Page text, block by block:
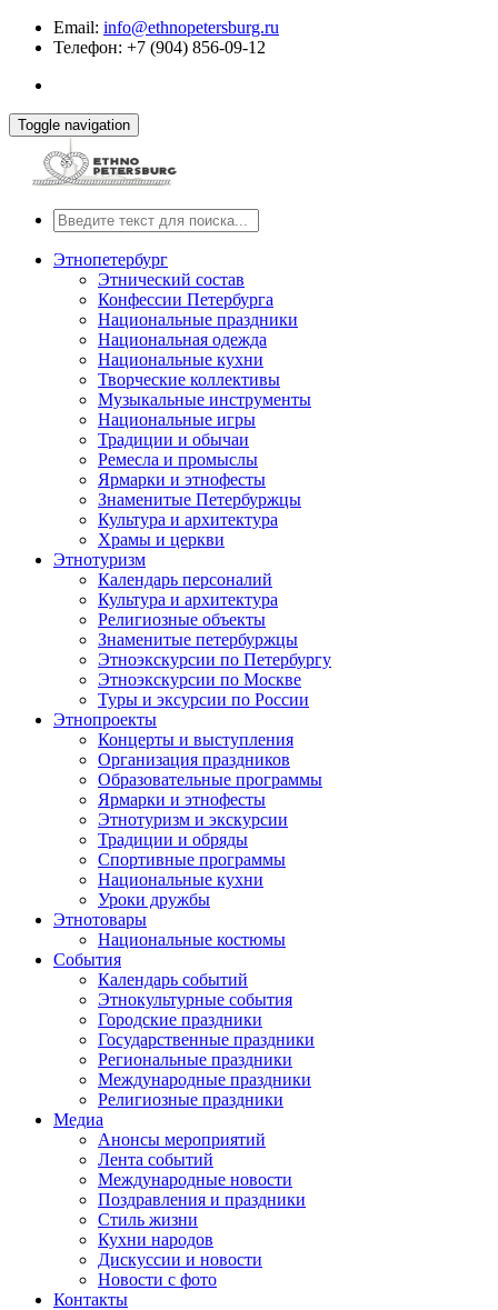
Email: info@ethnopetersburg.ru
Телефон: +7 (904) 856-09-12
Toggle navigation
Этнопетербург
Этнический состав
Конфессии Петербурга
Национальные праздники
Национальная одежда
Национальные кухни
Творческие коллективы
Музыкальные инструменты
Национальные игры
Традиции и обычаи
Ремесла и промыслы
Ярмарки и этнофесты
Знаменитые Петербуржцы
Культура и архитектура
Храмы и церкви
Этнотуризм
Календарь персоналий
Культура и архитектура
Религиозные объекты
Знаменитые петербуржцы
Этноэкскурсии по Петербургу
Этноэкскурсии по Москве
Туры и эксурсии по России
Этнопроекты
Концерты и выступления
Организация праздников
Образовательные программы
Ярмарки и этнофесты
Этнотуризм и экскурсии
Традиции и обряды
Спортивные программы
Национальные кухни
Уроки дружбы
Этнотовары
Национальные костюмы
События
Календарь событий
Этнокультурные события
Городские праздники
Государственные праздники
Региональные праздники
Международные праздники
Религиозные праздники
Медиа
Анонсы мероприятий
Лента событий
Международные новости
Поздравления и праздники
Cтиль жизни
Кухни народов
Дискуссии и новости
Новости с фото
Контакты